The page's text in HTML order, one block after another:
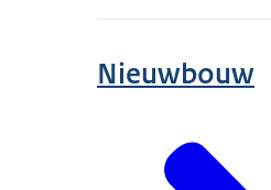
Nieuwbouw